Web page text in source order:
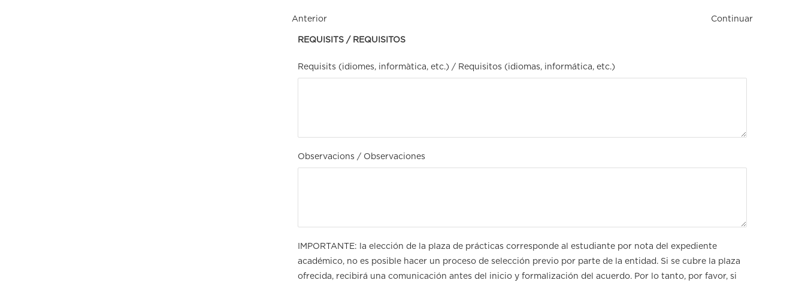
Anterior Continuar
REQUISITS / REQUISITOS
Requisits (idiomes, informàtica, etc.) / Requisitos (idiomas, informática, etc.)
Observacions / Observaciones
IMPORTANTE: la elección de la plaza de prácticas corresponde al estudiante por nota del expediente
académico, no es posible hacer un proceso de selección previo por parte de la entidad. Si se cubre la plaza
ofrecida, recibirá una comunicación antes del inicio y formalización del acuerdo. Por lo tanto, por favor, si